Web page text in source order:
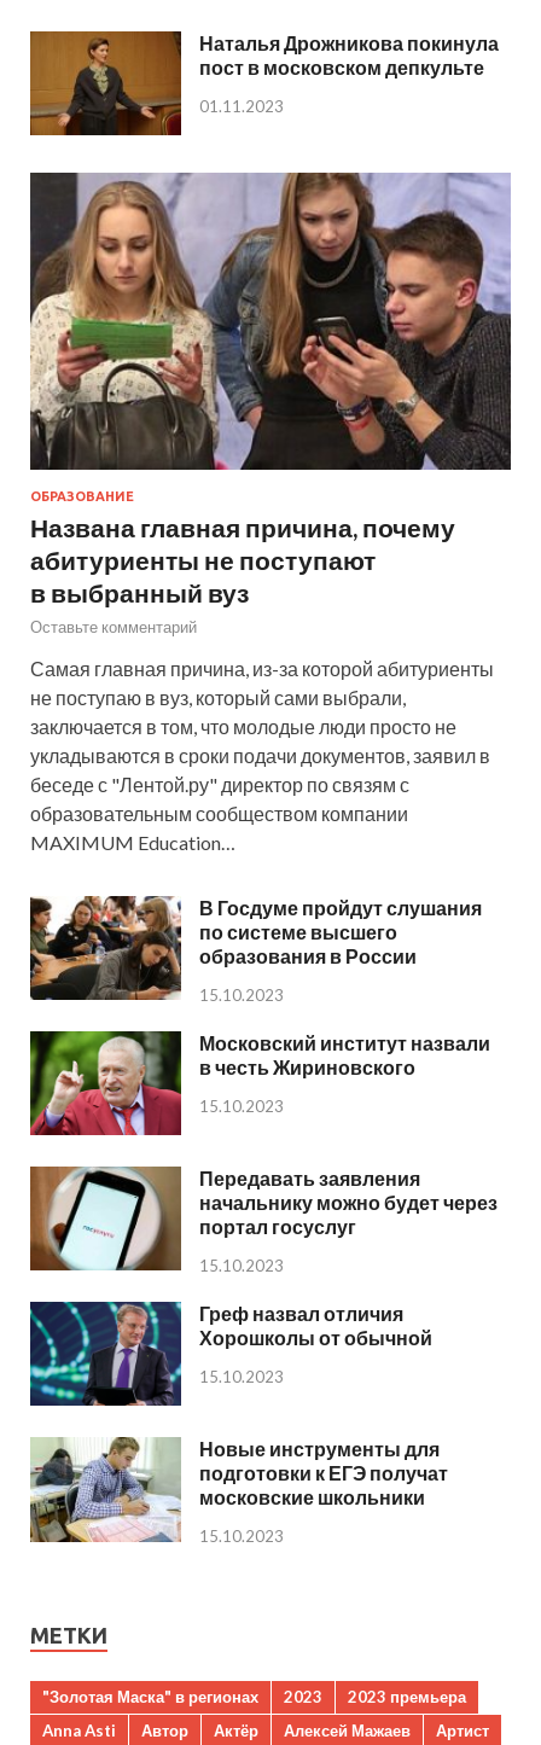
Наталья Дрожникова покинула
пост в московском депкульте
01.11.2023
ОБРАЗОВАНИЕ
Названа главная причина, почему
абитуриенты не поступают
в выбранный вуз
Оставьте комментарий
Самая главная причина, из-за которой абитуриенты
не поступаю в вуз, который сами выбрали,
заключается в том, что молодые люди просто не
укладываются в сроки подачи документов, заявил в
беседе с "Лентой.ру" директор по связям с
образовательным сообществом компании
MAXIMUM Education…
В Госдуме пройдут слушания
по системе высшего
образования в России
15.10.2023
Московский институт назвали
в честь Жириновского
15.10.2023
Передавать заявления
начальнику можно будет через
портал госуслуг
15.10.2023
Греф назвал отличия
Хорошколы от обычной
15.10.2023
Новые инструменты для
подготовки к ЕГЭ получат
московские школьники
15.10.2023
МЕТКИ
"Золотая Маска" в регионах 2023
2023 премьера
Anna Asti
Автор Актёр Алексей Мажаев
Артист